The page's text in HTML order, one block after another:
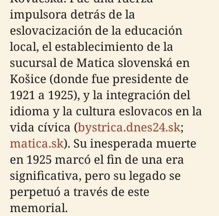
impulsora detrás de la
eslovacización de la educación
local, el establecimiento de la
sucursal de Matica slovenská en
Košice (donde fue presidente de
1921 a 1925), y la integración del
idioma y la cultura eslovacos en la
vida cívica (bystrica.dnes24.sk;
matica.sk). Su inesperada muerte
en 1925 marcó el fin de una era
significativa, pero su legado se
perpetuó a través de este
memorial.